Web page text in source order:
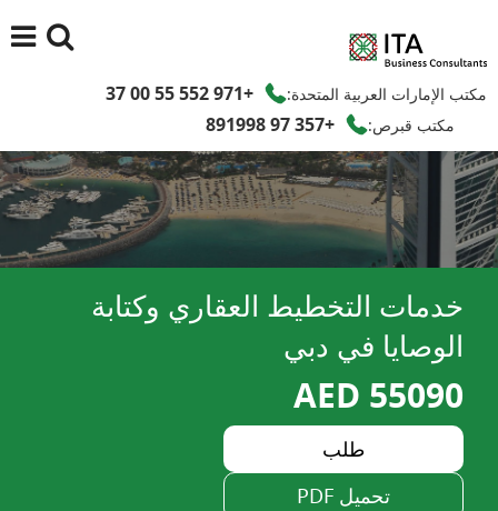
مكتب الإمارات العربية المتحدة: +971 552 55 00 37
مكتب قبرص: +357 97 891998
خدمات التخطيط العقاري وكتابة
الوصايا في دبي
55090 AED
طلب
تحميل PDF